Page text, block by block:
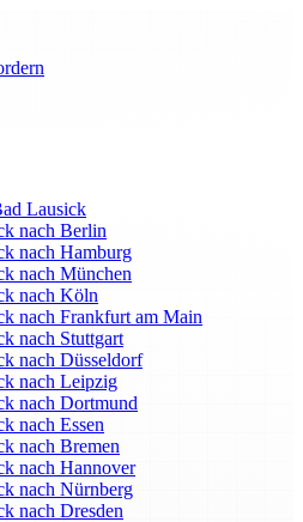
Lausick
nach Berlin
nach Hamburg
nach München
nach Köln
nach Frankfurt am Main
nach Stuttgart
nach Düsseldorf
nach Leipzig
nach Dortmund
nach Essen
nach Bremen
nach Hannover
nach Nürnberg
nach Dresden